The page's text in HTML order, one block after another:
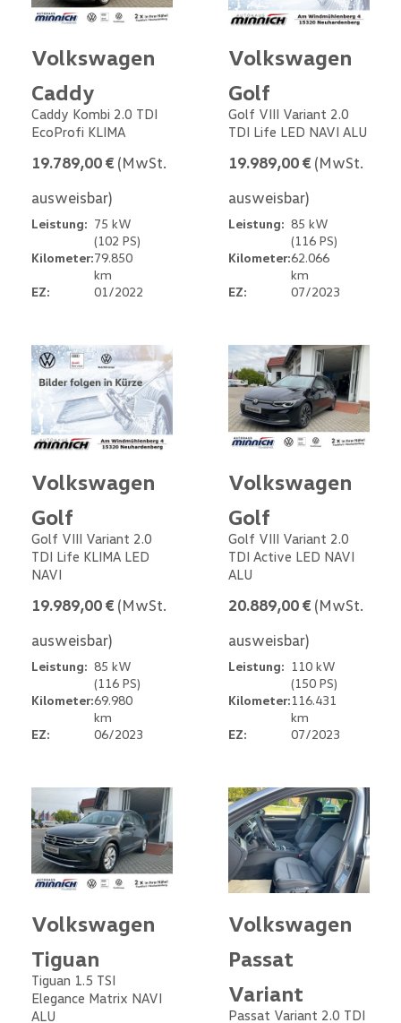
Volkswagen
Caddy
Caddy Kombi 2.0 TDI
EcoProfi KLIMA
19.789,00 € (MwSt.
ausweisbar)
Leistung: 75 kW
(102 PS)
Kilometer:79.850
km
EZ:
01/2022
Volkswagen
Golf
Golf VIII Variant 2.0
TDI Life LED NAVI ALU
19.989,00 € (MwSt.
ausweisbar)
Leistung: 85 kW
(116 PS)
Kilometer:62.066
km
EZ:
07/2023
Volkswagen
Golf
Golf VIII Variant 2.0
TDI Life KLIMA LED
NAVI
19.989,00 € (MwSt.
ausweisbar)
Leistung: 85 kW
(116 PS)
Kilometer:69.980
km
EZ:
06/2023
Volkswagen
Golf
Golf VIII Variant 2.0
TDI Active LED NAVI
ALU
20.889,00 € (MwSt.
ausweisbar)
Leistung: 110 kW
(150 PS)
Kilometer:116.431
km
EZ:
07/2023
Volkswagen
Tiguan
Tiguan 1.5 TSI
Elegance Matrix NAVI
ALU
Volkswagen
Passat
Variant
Passat Variant 2.0 TDI